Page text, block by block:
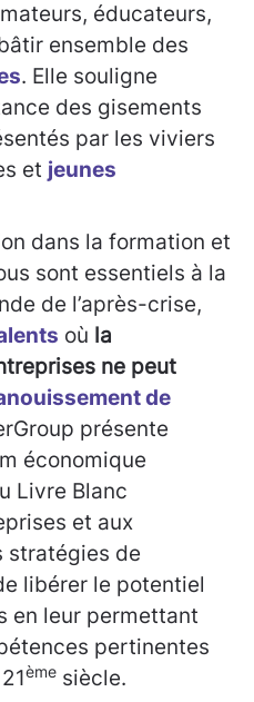
éducateurs,
ensemble des
. Elle souligne
des gisements
par les viviers
et jeunes
dans la formation et
sont essentiels à la
de l’après-crise,
où la
ne peut
de
présente
économique
Livre Blanc
et aux
stratégies de
libérer le potentiel
en leur permettant
pertinentes
ème siècle.